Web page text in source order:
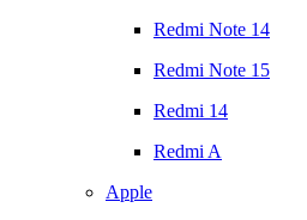
Redmi Note 14
Redmi Note 15
Redmi 14
Redmi A
Apple